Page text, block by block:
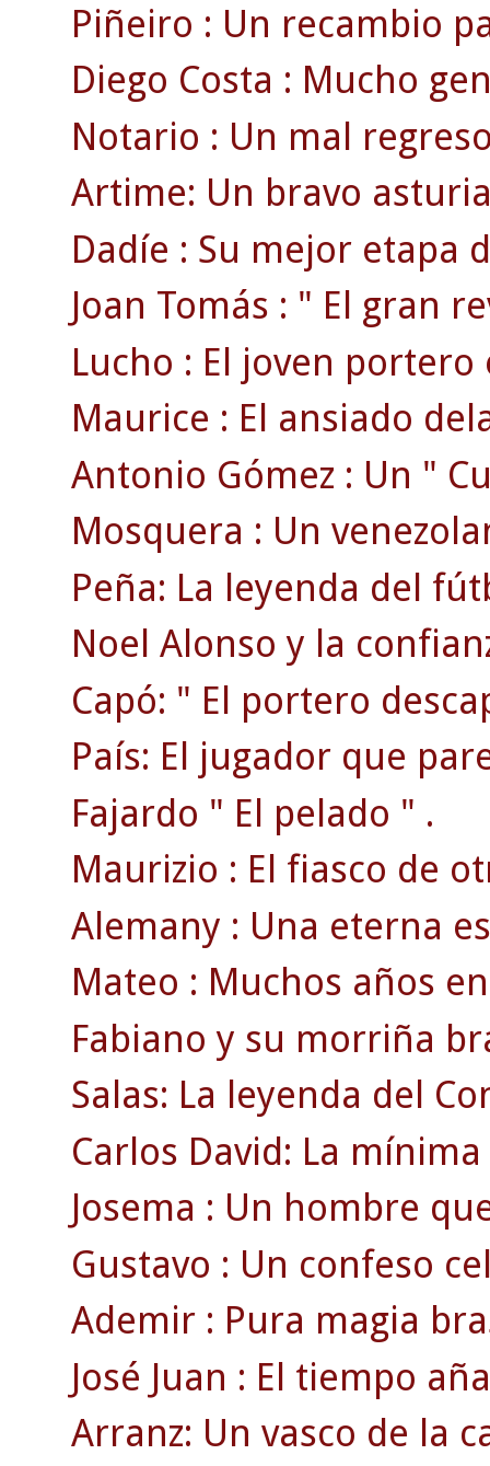
Piñeiro : Un recambio
Diego Costa : Mucho
Notario : Un mal
Artime: Un bravo
Dadíe : Su mejor etapa
Joan Tomás : " El gran
Lucho : El joven
Maurice : El ansiado
Antonio Gómez : Un "
Mosquera : Un
Peña: La leyenda del
Noel Alonso y la
Capó: " El portero
País: El jugador que
Fajardo " El pelado " .
Maurizio : El fiasco de
Alemany : Una eterna
Mateo : Muchos años
Fabiano y su morriña
Salas: La leyenda del
Carlos David: La
Josema : Un hombre
Gustavo : Un confeso
Ademir : Pura magia
José Juan : El tiempo
Arranz: Un vasco de la